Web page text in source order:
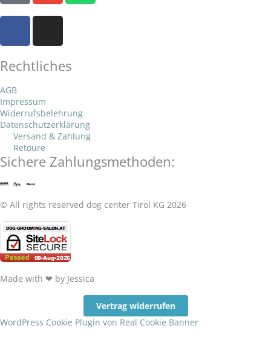
o
e
v
l
o
p
a
F
c
e
b
o
o
k
-
f
I
s
t
r
a
m
Rechtliches
AGB
Impressum
Widerrufsbelehrung
Datenschutzerklärung
Versand & Zahlung
Retoure
Sichere Zahlungsmethoden:
© All rights reserved dog center Tirol KG 2026
Made with ❤ by Jessica
Vertrag widerrufen
WordPress Cookie Plugin von Real Cookie Banner